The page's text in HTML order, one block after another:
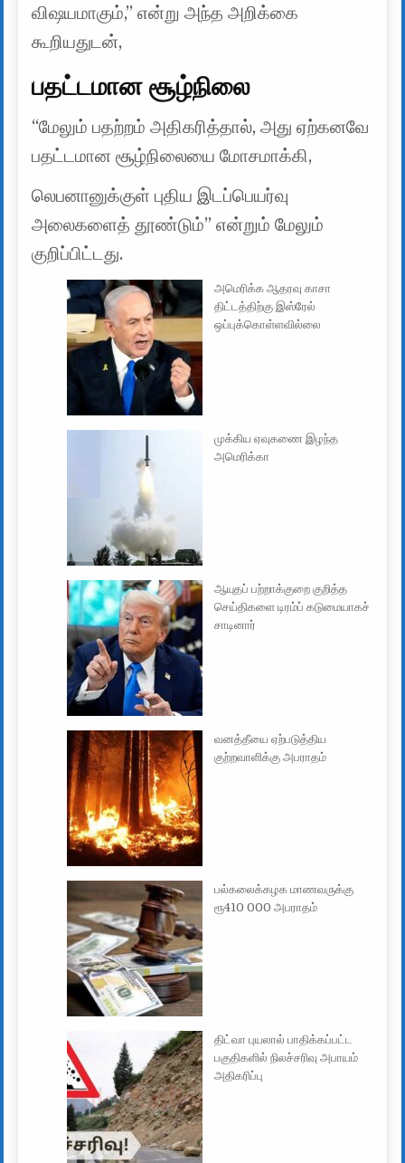
விஷயமாகும்,” என்று அந்த அறிக்கை
கூறியதுடன்,
பதட்டமான சூழ்நிலை
“மேலும் பதற்றம் அதிகரித்தால், அது ஏற்கனவே
பதட்டமான சூழ்நிலையை மோசமாக்கி,
லெபனானுக்குள் புதிய இடப்பெயர்வு
அலைகளைத் தூண்டும்” என்றும் மேலும்
குறிப்பிட்டது.
அமெரிக்க ஆதரவு காசா
திட்டத்திற்கு இஸ்ரேல்
ஒப்புக்கொள்ளவில்லை
முக்கிய ஏவுகணை இழந்த
அமெரிக்கா
ஆயுதப் பற்றாக்குறை குறித்த
செய்திகளை டிரம்ப் கடுமையாகச்
சாடினார்
வனத்தீயை ஏற்படுத்திய
குற்றவாளிக்கு அபராதம்
பல்கலைக்கழக மாணவருக்கு
ரூ410 000 அபராதம்
திட்வா புயலால் பாதிக்கப்பட்ட
பகுதிகளில் நிலச்சரிவு அபாயம்
அதிகரிப்பு